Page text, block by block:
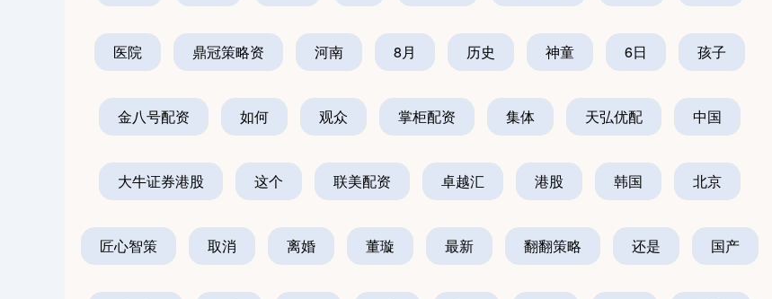
医院 鼎冠策略资 河南 8月 历史 神童 6日 孩子
金八号配资 如何 观众 掌柜配资 集体 天弘优配 中国
大牛证券港股 这个 联美配资 卓越汇 港股 韩国 北京
匠心智策 取消 离婚 董璇 最新 翻翻策略 还是 国产
2.13% 上证指数 3940.04 39.68 1.02% 深证成指 14311.01 200.89